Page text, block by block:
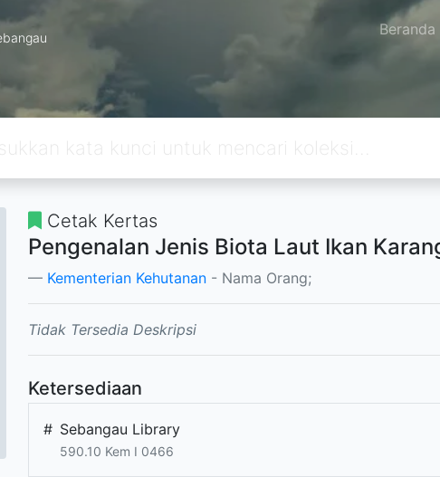
Beranda
Cetak Kertas
Pengenalan Jenis Biota Laut Ikan
Kementerian Kehutanan - Nama Orang;
Tidak Tersedia Deskripsi
Ketersediaan
# Sebangau Library
590.10 Kem I 0466